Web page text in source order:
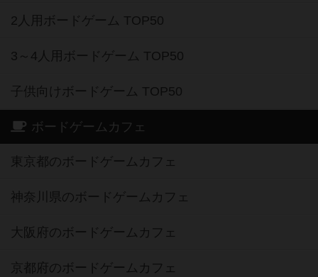
2人用ボードゲーム TOP50
3～4人用ボードゲーム TOP50
子供向けボードゲーム TOP50
ボードゲームカフェ
東京都のボードゲームカフェ
神奈川県のボードゲームカフェ
大阪府のボードゲームカフェ
京都府のボードゲームカフェ